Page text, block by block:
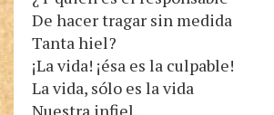
De hacer tragar sin medida
Tanta hiel?
¡La vida! ¡ésa es la culpable!
La vida, sólo es la vida
Nuestra infiel.